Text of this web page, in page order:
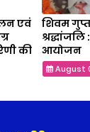
एवं
की
शिवम
आयोजन
August